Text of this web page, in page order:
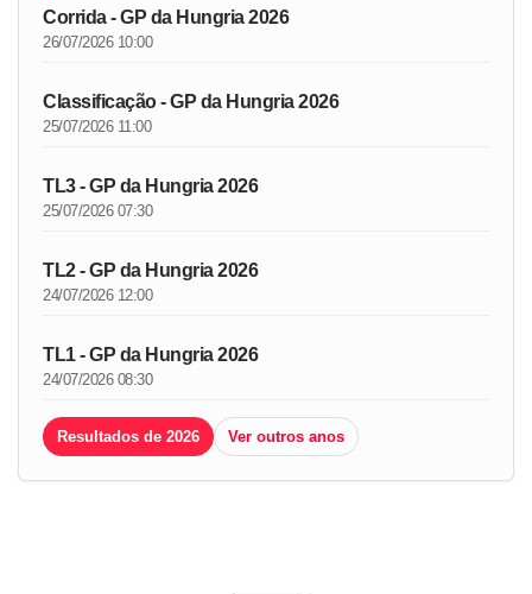
Corrida - GP da Hungria 2026
26/07/2026 10:00
Classificação - GP da Hungria 2026
25/07/2026 11:00
TL3 - GP da Hungria 2026
25/07/2026 07:30
TL2 - GP da Hungria 2026
24/07/2026 12:00
TL1 - GP da Hungria 2026
24/07/2026 08:30
Resultados de 2026 Ver outros anos